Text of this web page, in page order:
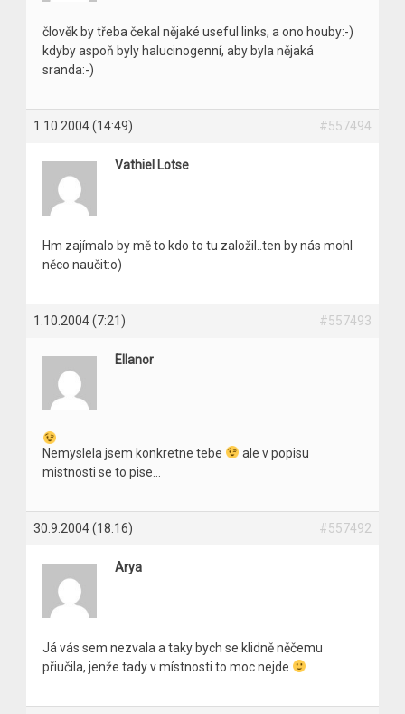
člověk by třeba čekal nějaké useful links, a ono houby:-)
kdyby aspoň byly halucinogenní, aby byla nějaká
sranda:-)
1.10.2004 (14:49) #557494
Vathiel Lotse
Hm zajímalo by mě to kdo to tu založil..ten by nás mohl
něco naučit:o)
1.10.2004 (7:21) #557493
Ellanor
Nemyslela jsem konkretne tebe
ale v popisu
mistnosti se to pise…
30.9.2004 (18:16) #557492
Arya
Já vás sem nezvala a taky bych se klidně něčemu
přiučila, jenže tady v místnosti to moc nejde